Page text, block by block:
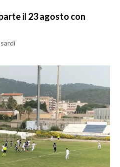
il 23 agosto con